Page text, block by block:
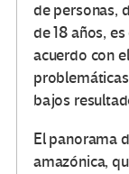
de personas,
de 18 años,
acuerdo con
bajos
El panorama
amazónica,